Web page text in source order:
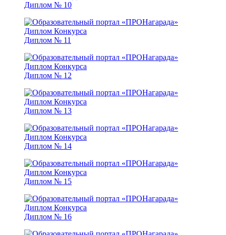
Диплом № 10
Диплом № 11
Диплом № 12
Диплом № 13
Диплом № 14
Диплом № 15
Диплом № 16